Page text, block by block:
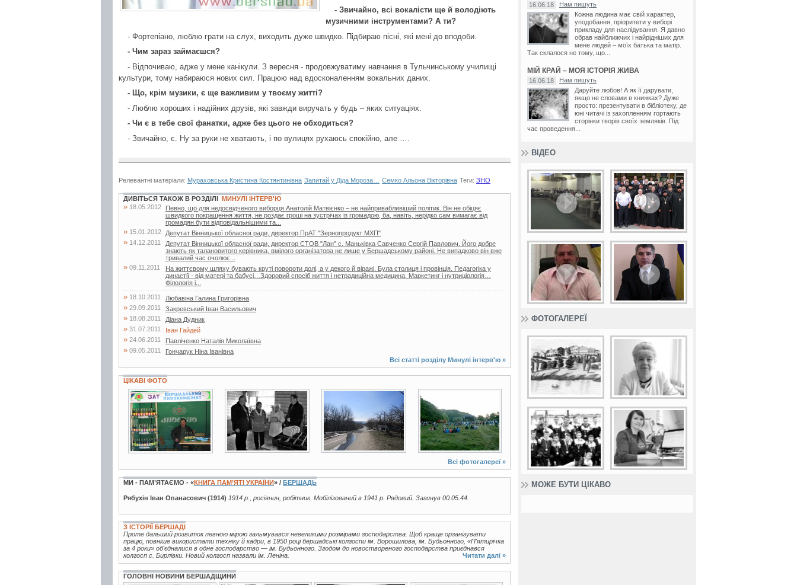
- Звичайно, всі вокалісти ще й володіють
музичними інструментами? А ти?
- Фортепіано, люблю грати на слух, виходить дуже швидко. Підбираю пісні, які мені до вподоби.
- Чим зараз займаєшся?
- Відпочиваю, адже у мене канікули. З вересня - продовжуватиму навчання в Тульчинському училищі
культури, тому набираюся нових сил. Працюю над вдосконаленням вокальних даних.
- Що, крім музики, є ще важливим у твоєму житті?
- Люблю хороших і надійних друзів, які завжди виручать у будь – яких ситуаціях.
- Чи є в тебе свої фанатки, адже без цього не обходиться?
- Звичайно, є. Ну за руки не хватають, і по вулицях рухаюсь спокійно, але ….
Релевантні матеріали: Мураховська Кристина Костянтинівна Запитай у Діда Мороза… Семко Альона Вікторівна Теги: ЗНО
ДИВІТЬСЯ ТАКОЖ В РОЗДІЛІ МИНУЛІ ІНТЕРВ'Ю
» 18.05.2012
Певно, що для недосвідченого виборця Анатолій Матвієнко – не найпривабливіший політик. Він не обіцяє
швидкого покращення життя, не роздає гроші на зустрічах із громадою, ба, навіть, нерідко сам вимагає від
громадян бути відповідальнішими та...
» 15.01.2012 Депутат Вінницької обласної ради, директор ПрАТ "Зернопродукт МХП"
» 14.12.2011
Депутат Вінницької обласної ради, директор СТОВ "Лан" с. Маньківка Савченко Сергій Павлович. Його добре
знають як талановитого керівника, вмілого організатора не лише у Бершадському районі. Не випадково він вже
тривалий час очолює...
» 09.11.2011
На життєвому шляху бувають круті повороти долі, а у декого й віражі. Була столиця і провінція. Педагогіка у
династії - від матері та бабусі…Здоровий спосіб життя і нетрадиційна медицина. Маркетинг і нутриціологія…
Філологія і...
» 18.10.2011 Любавіна Галина Григорівна
» 29.09.2011 Закревський Іван Васильович
» 18.08.2011 Діана Дудник
» 31.07.2011 Іван Гайдей
» 24.06.2011 Павліченко Наталія Миколаївна
» 09.05.2011
Гончарук Ніна Іванівна
Всі статті розділу Минулі інтерв'ю »
ЦІКАВІ ФОТО
9 фото 4 фото
Всі фотогалереї »
МИ - ПАМ’ЯТАЄМО - «КНИГА ПАМ’ЯТІ УКРАЇНИ» / БЕРШАДЬ
Рябухін Іван Опанасович (1914) 1914 р., росіянин, робітник. Мобілізований в 1941 р. Рядовий. Загинув 00.05.44.
З ІСТОРІЇ БЕРШАДІ
Проте дальший розвиток певною мірою гальмувався невеликими розмірами господарства. Щоб краще організувати
працю, повніше використати техніку й кадри, в 1950 році бершадські колгоспи ім. Ворошилова, ім. Будьонного, «П'ятирічка
за 4 роки» об'єдналися в одне господарство — ім. Будьонного. Згодом до новоствореного господарства приєднався
колгосп с. Бирлівки. Новий колгосп назвали ім. Леніна.
Читати далі »
ГОЛОВНІ НОВИНИ БЕРШАДЩИНИ
16.06.18
Нам пишуть
Кожна людина має свій характер,
уподобання, пріоритети у виборі
прикладу для наслідування. Я давно
обрав найближчих і найрідніших для
мене людей – моїх батька та матір.
Так склалося не тому, що...
МІЙ КРАЙ – МОЯ ІСТОРІЯ ЖИВА
16.06.18
Нам пишуть
Даруйте любов! А як її дарувати,
якщо не словами в книжках? Дуже
просто: презентувати в бібліотеку, де
юні читачі із захопленням гортають
сторінки творів своїх земляків. Під
час проведення...
ВІДЕО
ФОТОГАЛЕРЕЇ
МОЖЕ БУТИ ЦІКАВО